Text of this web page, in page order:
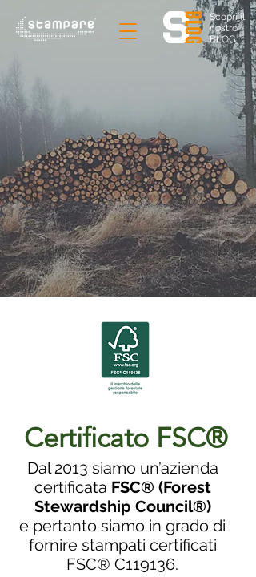
Scopri il
nostro
BLOG
Certificato FSC®
Dal 2013 siamo un’azienda
certificata FSC® (Forest
Stewardship Council®)
e pertanto siamo in grado di
fornire stampati certificati
FSC® C119136.